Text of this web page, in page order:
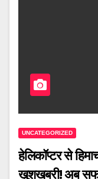
UNCATEGORIZED
हेलिकॉप्टर से
खुशखबरी! अब